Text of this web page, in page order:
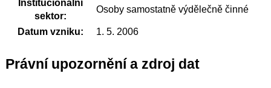
Institucionální
sektor:
Osoby samostatně výdělečně činné
Datum vzniku: 1. 5. 2006
Právní upozornění a zdroj dat